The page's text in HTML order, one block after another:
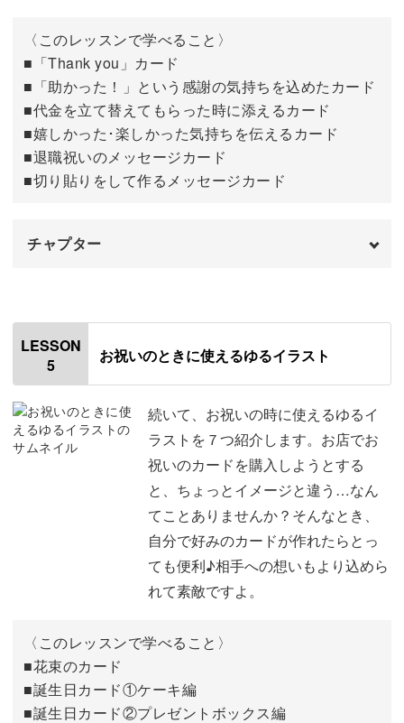
〈このレッスンで学べること〉
■「Thank you」カード
■「助かった！」という感謝の気持ちを込めたカード
■代金を立て替えてもらった時に添えるカード
■嬉しかった･楽しかった気持ちを伝えるカード
■退職祝いのメッセージカード
■切り貼りをして作るメッセージカード
チャプター
はじめに
使用道具
『Thank you』のカード 05:26
商品発送に添えるカード 09:13
感謝の気持ちを込めたカード 14:58
立替のお礼を伝えるカード 19:56
嬉しかった･楽しかった気持ちを伝えるカー
25:44
退職祝いのカード
切り貼りをして作るメッセージカード
完成♪
LESSON
5
お祝いのときに使えるゆるイラスト
続いて、お祝いの時に使えるゆるイ
ラストを７つ紹介します。お店でお
祝いのカードを購入しようとする
と、ちょっとイメージと違う…なん
てことありませんか？そんなとき、
自分で好みのカードが作れたらとっ
ても便利♪相手への想いもより込めら
れて素敵ですよ。
〈このレッスンで学べること〉
■花束のカード
■誕生日カード①ケーキ編
■誕生日カード②プレゼントボックス編